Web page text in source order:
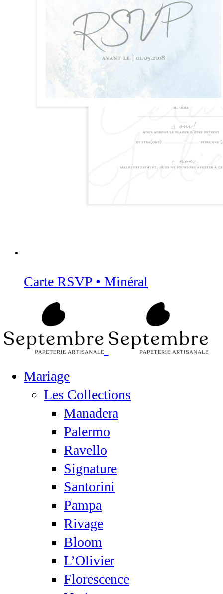
Carte RSVP • Minéral
Mariage
Les Collections
Manadera
Palermo
Ravello
Signature
Santorini
Pampa
Rivage
Bloom
L’Olivier
Florescence